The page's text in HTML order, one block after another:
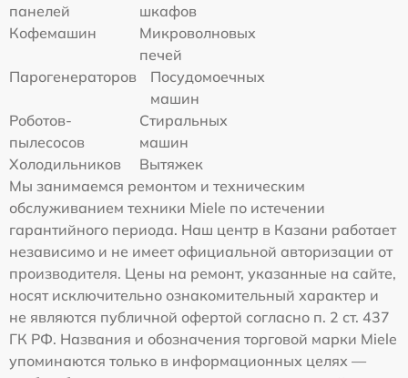
панелей
шкафов
Кофемашин
Микроволновых
печей
Парогенераторов
Посудомоечных
машин
Роботов-
пылесосов
Стиральных
машин
Холодильников
Вытяжек
Мы занимаемся ремонтом и техническим
обслуживанием техники Miele по истечении
гарантийного периода. Наш центр в Казани работает
независимо и не имеет официальной авторизации от
производителя. Цены на ремонт, указанные на сайте,
носят исключительно ознакомительный характер и
не являются публичной офертой согласно п. 2 ст. 437
ГК РФ. Названия и обозначения торговой марки Miele
упоминаются только в информационных целях —